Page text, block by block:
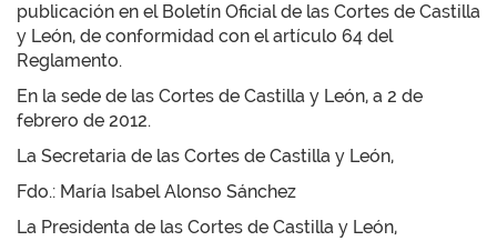
publicación en el Boletín Oficial de las Cortes de Castilla
y León, de conformidad con el artículo 64 del
Reglamento.
En la sede de las Cortes de Castilla y León, a 2 de
febrero de 2012.
La Secretaria de las Cortes de Castilla y León,
Fdo.: María Isabel Alonso Sánchez
La Presidenta de las Cortes de Castilla y León,